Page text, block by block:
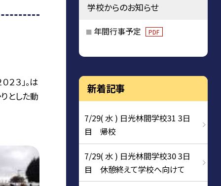
２３」。は
とした動
学校からのお知らせ
年間行事予定 PDF
新着記事
7/29( 水 ) 日光林間学校31 3日
目 帰校
7/29( 水 ) 日光林間学校30 3日
目 休憩終えて学校へ向けて